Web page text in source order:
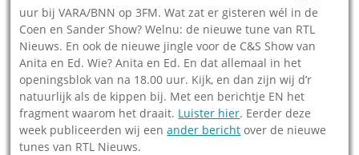
uur bij VARA/BNN op 3FM. Wat zat er gisteren wél in de
Coen en Sander Show? Welnu: de nieuwe tune van RTL
Nieuws. En ook de nieuwe jingle voor de C&S Show van
Anita en Ed. Wie? Anita en Ed. En dat allemaal in het
openingsblok van na 18.00 uur. Kijk, en dan zijn wij d’r
natuurlijk als de kippen bij. Met een berichtje EN het
fragment waarom het draait. Luister hier. Eerder deze
week publiceerden wij eenander bericht over de nieuwe
tunes van RTL Nieuws.